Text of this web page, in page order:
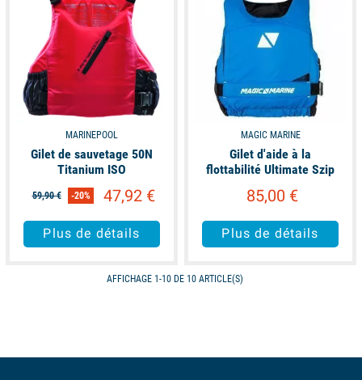
MARINEPOOL
Gilet de sauvetage 50N
Titanium ISO
59,90 € -20% 47,92 €
Plus de détails
MAGIC MARINE
Gilet d'aide à la
flottabilité Ultimate Szip
85,00 €
Plus de détails
AFFICHAGE 1-10 DE 10 ARTICLE(S)